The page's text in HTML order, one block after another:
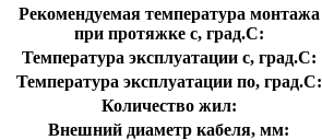
Рекомендуемая температура монтажа
при протяжке с, град.C:
Температура эксплуатации с, град.C:
Температура эксплуатации по, град.C:
Количество жил:
Внешний диаметр кабеля, мм: